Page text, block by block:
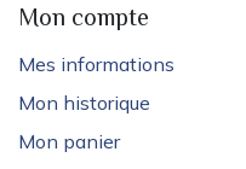
Mon compte
Mes informations
Mon historique
Mon panier